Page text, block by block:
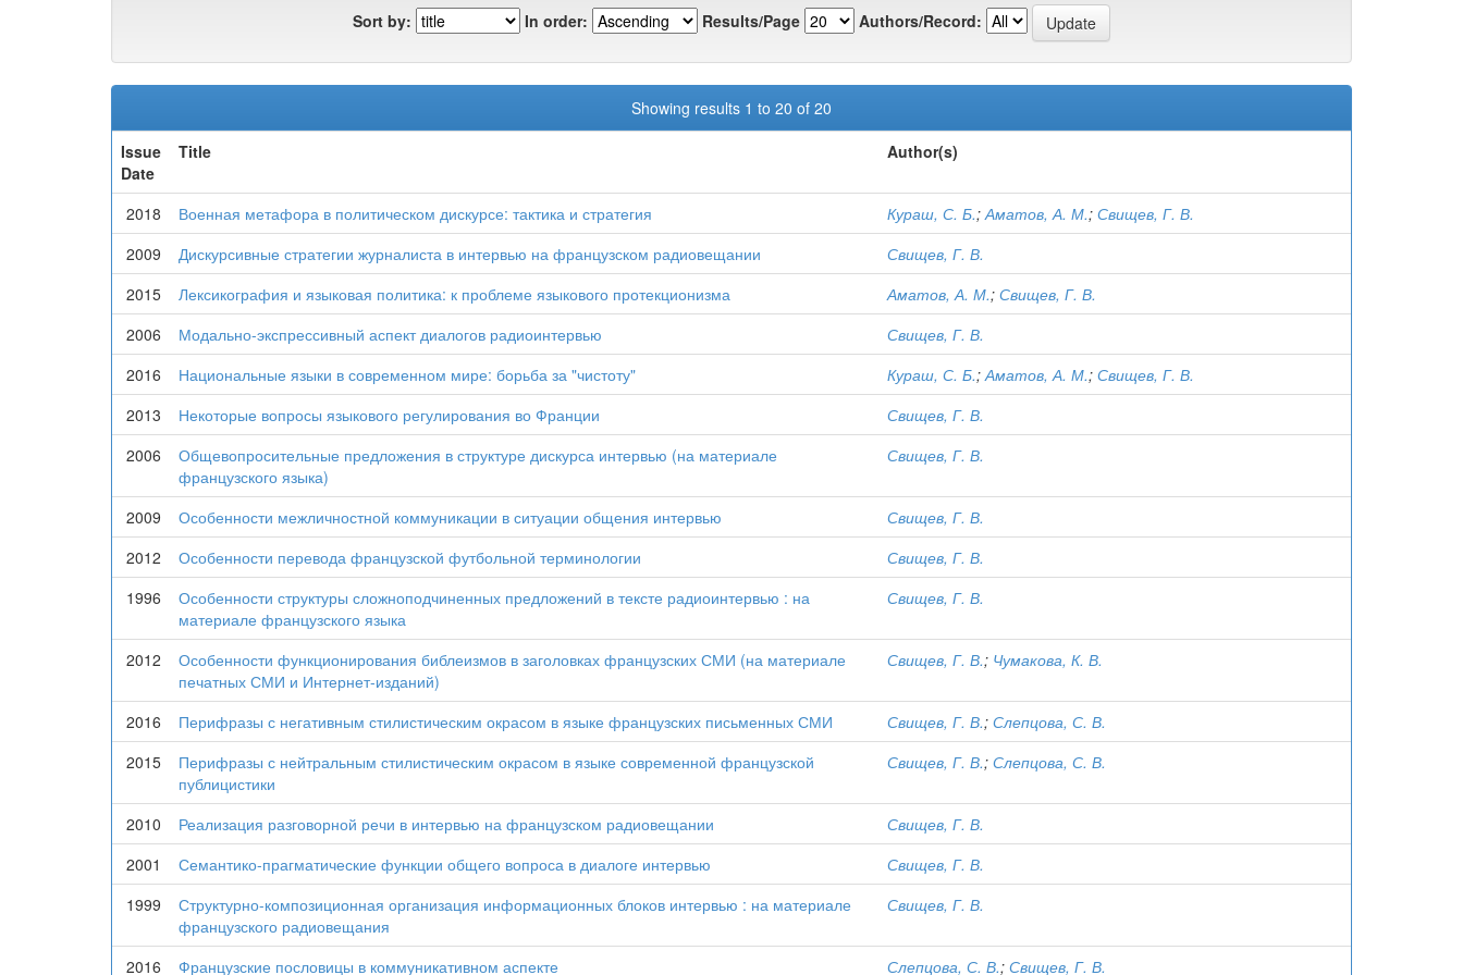
Sort by: In order: Results/Page Authors/Record:
Showing results 1 to 20 of 20
Issue
Date
Title Author(s)
2018 Военная метафора в политическом дискурсе: тактика и стратегия Кураш, С. Б.;Аматов, А. М.; Свищев, Г. В.
2009
Дискурсивные стратегии журналиста в интервью на французском радиовещании
Свищев, Г. В.
2015
Лексикография и языковая политика: к проблеме языкового протекционизма Аматов, А. М.; Свищев, Г. В.
2006
Модально-экспрессивный аспект диалогов радиоинтервью
Свищев, Г. В.
2016
Национальные языки в современном мире: борьба за "чистоту" Кураш, С. Б.;Аматов, А. М.; Свищев, Г. В.
2013
Некоторые вопросы языкового регулирования во Франции
Свищев, Г. В.
2006
Общевопросительные предложения в структуре дискурса интервью (на материале
французского языка)
Свищев, Г. В.
2009 Особенности межличностной коммуникации в ситуации общения интервью
Свищев, Г. В.
2012
Особенности перевода французской футбольной терминологии
Свищев, Г. В.
1996
Особенности структуры сложноподчиненных предложений в тексте радиоинтервью : на
материале французского языка
Свищев, Г. В.
2012
Особенности функционирования библеизмов в заголовках французских СМИ (на материале
печатных СМИ и Интернет-изданий)
Свищев, Г. В.; Чумакова, К. В.
2016 Перифразы с негативным стилистическим окрасом в языке французских письменных СМИ Свищев, Г. В.; Слепцова, С. В.
2015
Перифразы с нейтральным стилистическим окрасом в языке современной французской
публицистики
Свищев, Г. В.; Слепцова, С. В.
2010 Реализация разговорной речи в интервью на французском радиовещании
Свищев, Г. В.
2001
Семантико-прагматические функции общего вопроса в диалоге интервью
Свищев, Г. В.
1999
Структурно-композиционная организация информационных блоков интервью : на материале
французского радиовещания
Свищев, Г. В.
2016 Французские пословицы в коммуникативном аспекте Слепцова, С. В.; Свищев, Г. В.